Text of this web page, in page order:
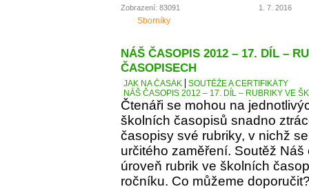
Zobrazení: 83091 1. 7. 2016
Sborníky
NÁŠ ČASOPIS 2012 – 17. DÍL –
ČASOPISECH
JAK NA ČASÁK
SOUTĚŽE A CERTIFIKÁTY
NÁŠ ČASOPIS 2012 – 17. DÍL – RUBRIKY VE
Čtenáři se mohou na
školních časopisů snadno
časopisy své rubriky, v nichž
určitého zaměření. Soutěž
úroveň rubrik ve školních
ročníku. Co můžeme